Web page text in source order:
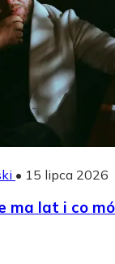
• 15 lipca 2026
ma lat i co